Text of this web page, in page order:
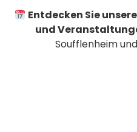
Entdecken Sie
und
Soufflenheim